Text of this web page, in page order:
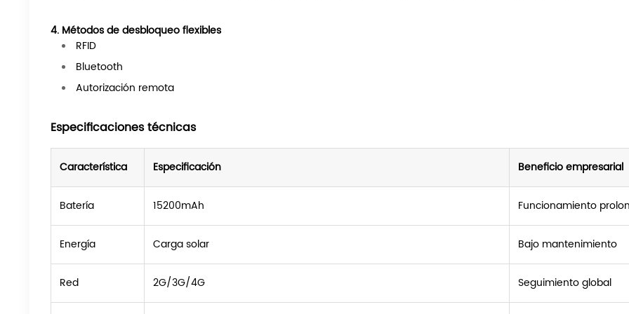
4. Métodos de desbloqueo flexibles
RFID
Bluetooth
Autorización remota
Especificaciones técnicas
Característica Especificación Beneficio empresarial
Batería 15200mAh Funcionamiento
Energía Carga solar Bajo mantenimiento
Red 2G/3G/4G Seguimiento global